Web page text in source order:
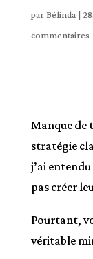
par Bélinda |
commentaires
Manque de
stratégie
j’ai
pas créer
Pourtant,
véritable